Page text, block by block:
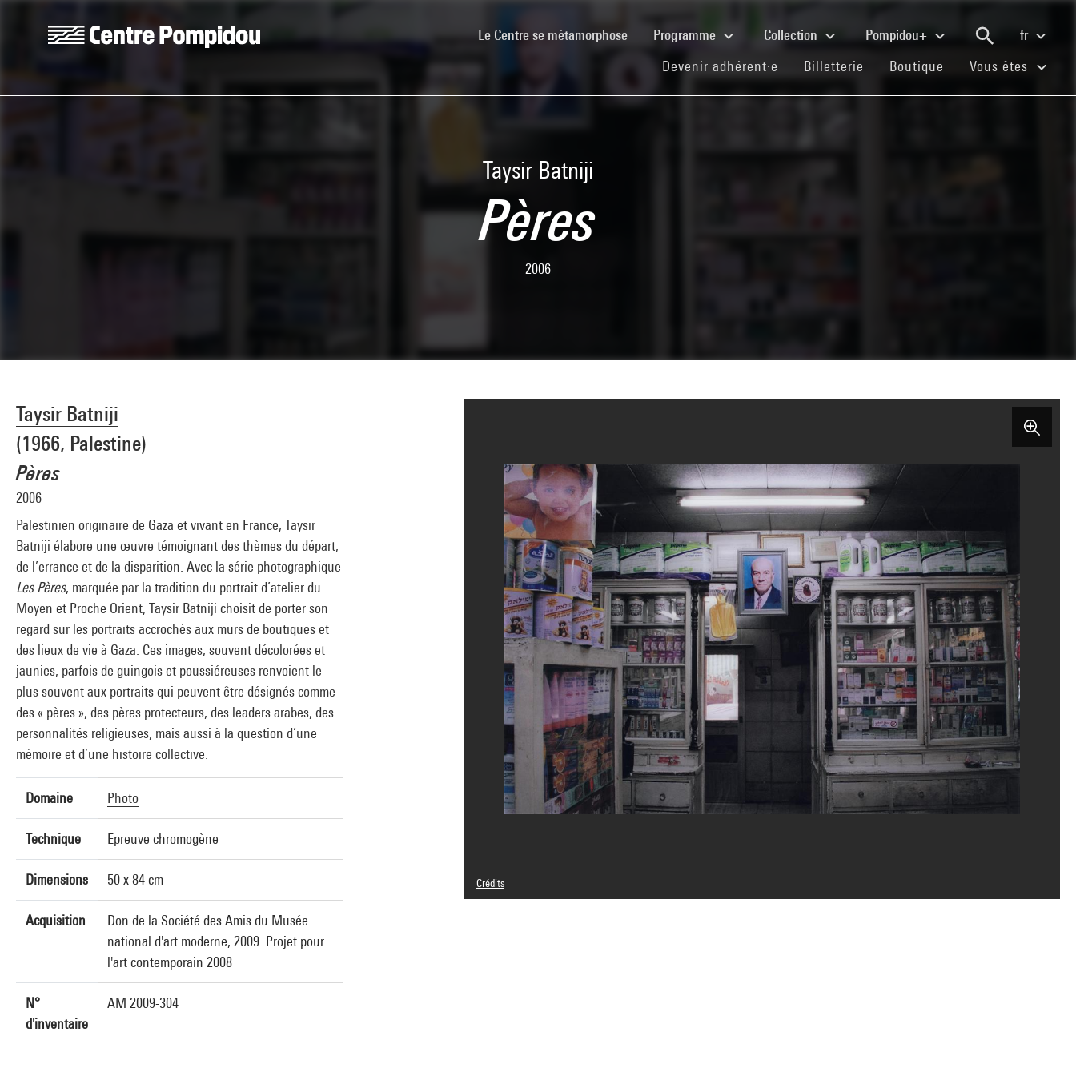
Le Centre se métamorphose(current)Programme Collection Pompidou+
fr
Devenir adhérent·e (current)
Billetterie (current)
Boutique (current)
Vous êtes
Taysir Batniji
Pères
2006
Taysir Batniji
(1966, Palestine)
Pères
2006
Palestinien originaire de Gaza et vivant en France, Taysir
Batniji élabore une œuvre témoignant des thèmes du départ,
de l’errance et de la disparition. Avec la série photographique
Les Pères, marquée par la tradition du portrait d’atelier du
Moyen et Proche Orient, Taysir Batniji choisit de porter son
regard sur les portraits accrochés aux murs de boutiques et
des lieux de vie à Gaza. Ces images, souvent décolorées et
jaunies, parfois de guingois et poussiéreuses renvoient le
plus souvent aux portraits qui peuvent être désignés comme
des « pères », des pères protecteurs, des leaders arabes, des
personnalités religieuses, mais aussi à la question d’une
mémoire et d’une histoire collective.
Domaine Photo
Technique Epreuve chromogène
Dimensions 50 x 84 cm
Acquisition
Don de la Société des Amis du Musée
national d'art moderne, 2009. Projet pour
l'art contemporain 2008
N°
d'inventaire
AM 2009-304
Crédits
© Adagp, Paris